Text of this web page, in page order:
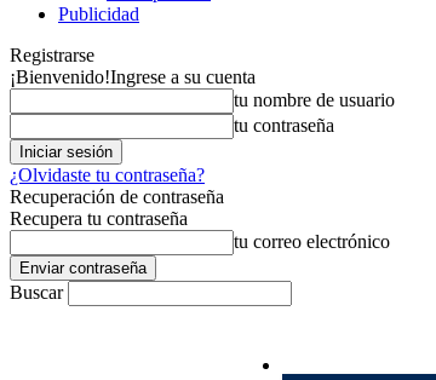
Publicidad
Registrarse
¡Bienvenido!Ingrese a su cuenta
tu nombre de usuario
tu contraseña
¿Olvidaste tu contraseña?
Recuperación de contraseña
Recupera tu contraseña
tu correo electrónico
Buscar